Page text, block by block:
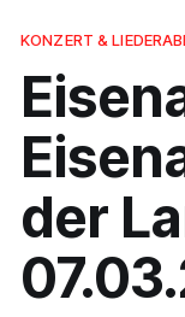
KONZERT &
der